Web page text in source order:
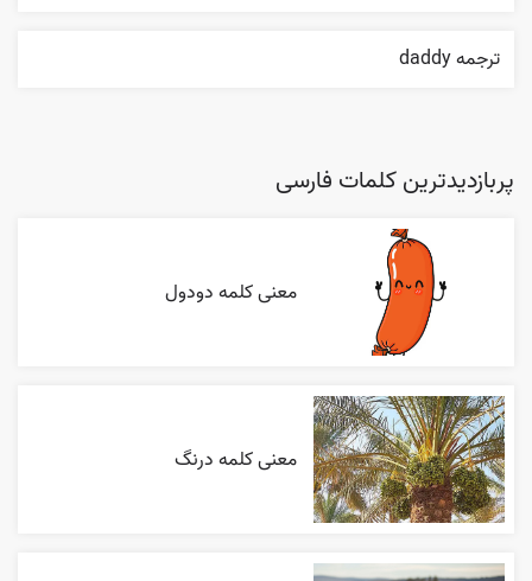
ترجمه daddy
پربازدیدترین کلمات فارسی
معنی کلمه دودول
معنی کلمه درنگ